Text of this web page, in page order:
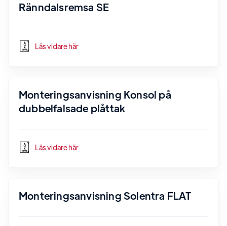
Ränndalsremsa SE
Läs vidare här
Monteringsanvisning Konsol på
dubbelfalsade plåttak
Läs vidare här
Monteringsanvisning Solentra FLAT